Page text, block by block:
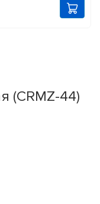
(CRMZ-44)